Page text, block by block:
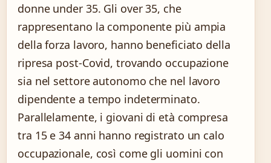
donne under 35. Gli over 35, che
rappresentano la componente più ampia
della forza lavoro, hanno beneficiato della
ripresa post-Covid, trovando occupazione
sia nel settore autonomo che nel lavoro
dipendente a tempo indeterminato.
Parallelamente, i giovani di età compresa
tra 15 e 34 anni hanno registrato un calo
occupazionale, così come gli uomini con